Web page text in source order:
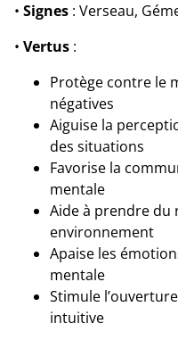
• Signes : Verseau,
• Vertus :
Protège contre le
négatives
Aiguise la
des situations
Favorise la
mentale
Aide à prendre du
environnement
Apaise les
mentale
Stimule
intuitive